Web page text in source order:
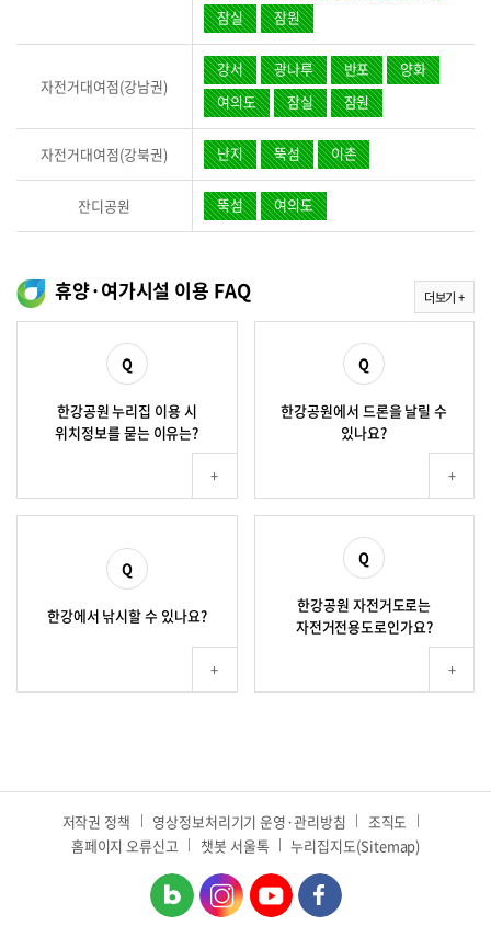
잠실
잠원
자전거대여점(강남권)
강서 광나루 반포
양화
여의도
잠실 잠원
자전거대여점(강북권) 난지 뚝섬 이촌
잔디공원 뚝섬 여의도
휴양·여가시설 이용 FAQ
한강공원 누리집 이용 시
위치정보를 묻는 이유는?
한강공원에서 드론을 날릴 수
있나요?
한강에서 낚시할 수 있나요?
한강공원 자전거도로는
자전거전용도로인가요?
더보기 +
저작권 정책 영상정보처리기기 운영·관리방침
조직도
홈페이지 오류신고
챗봇 서울톡 누리집지도(Sitemap)